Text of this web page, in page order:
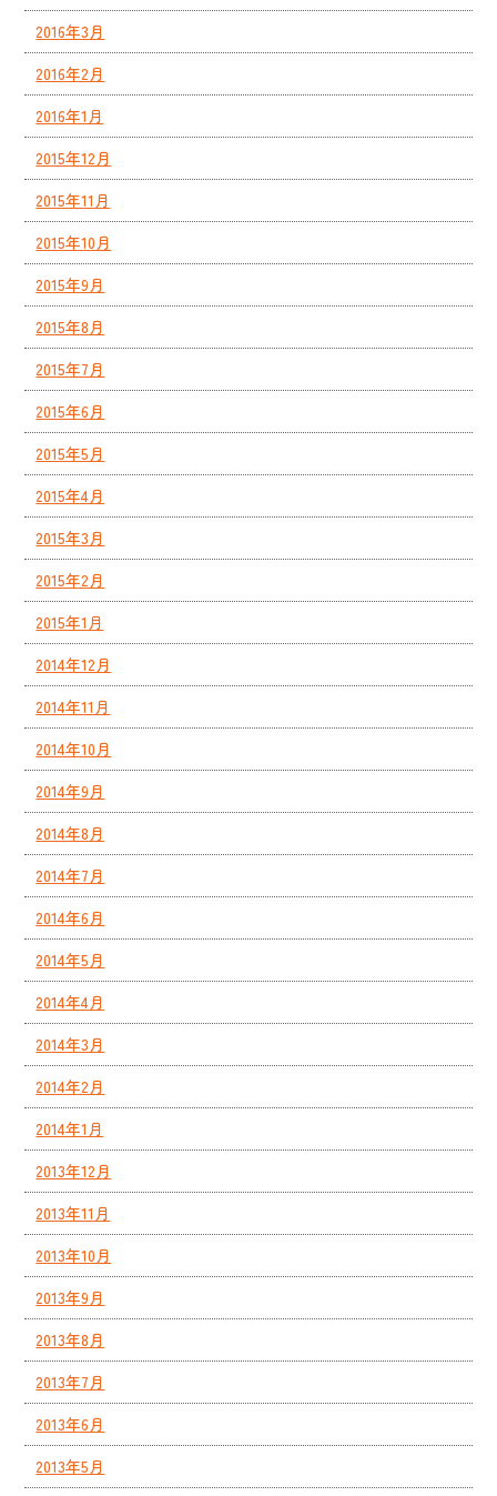
2016年3月
2016年2月
2016年1月
2015年12月
2015年11月
2015年10月
2015年9月
2015年8月
2015年7月
2015年6月
2015年5月
2015年4月
2015年3月
2015年2月
2015年1月
2014年12月
2014年11月
2014年10月
2014年9月
2014年8月
2014年7月
2014年6月
2014年5月
2014年4月
2014年3月
2014年2月
2014年1月
2013年12月
2013年11月
2013年10月
2013年9月
2013年8月
2013年7月
2013年6月
2013年5月